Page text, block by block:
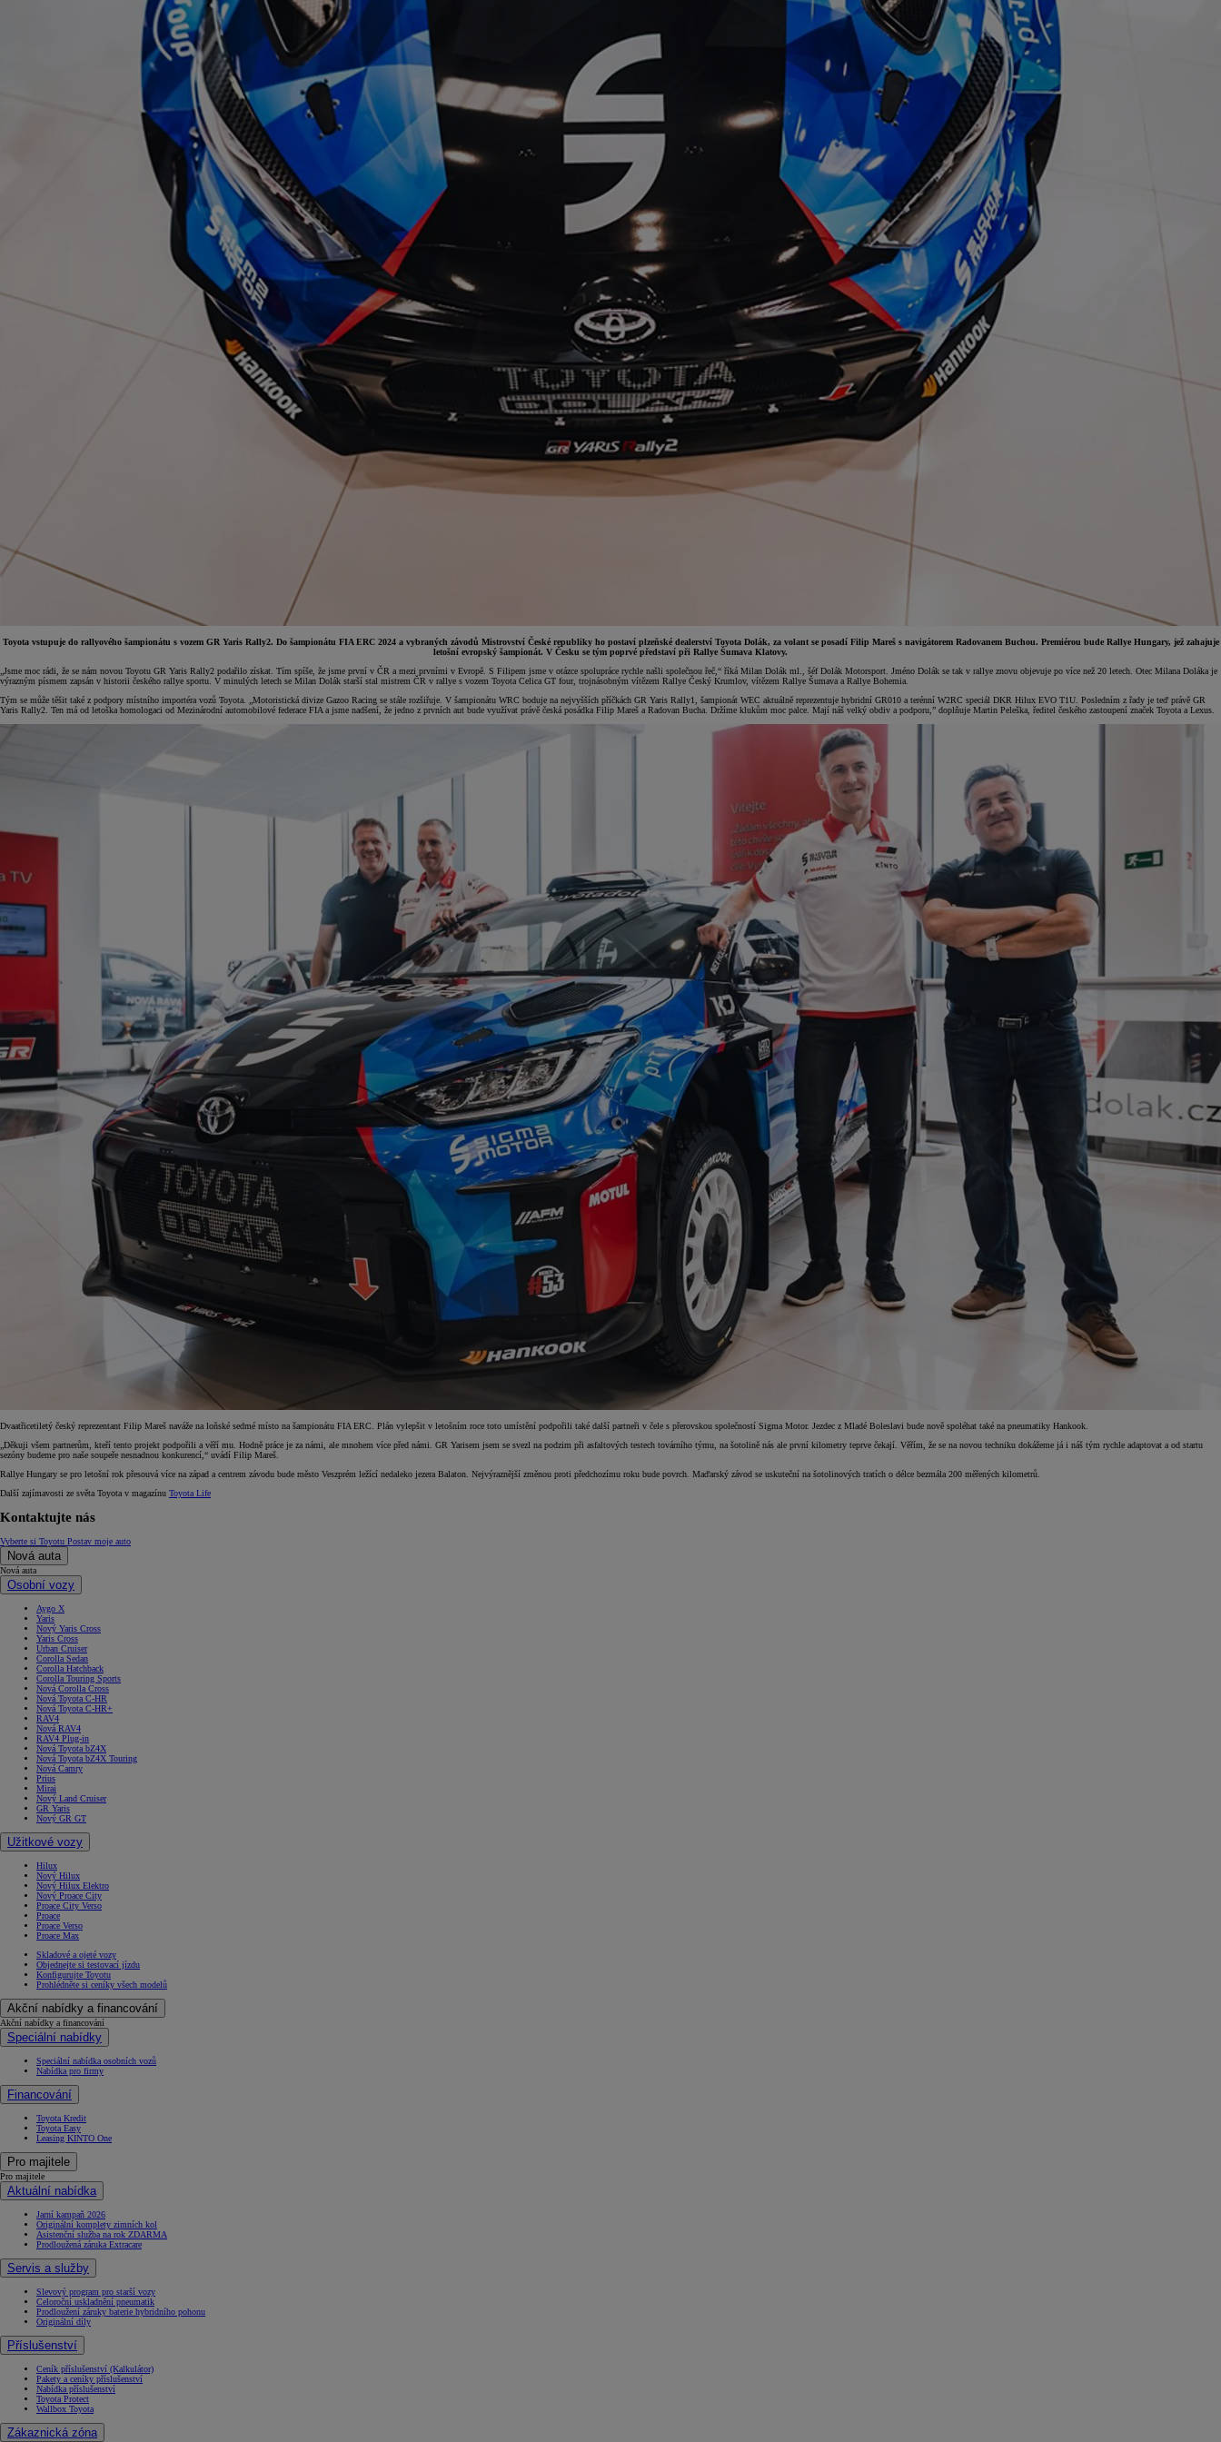
Od
vč. zvýhodnění20 000 Kč
Od549 000 Kč
vč. zvýhodnění75 000 Kč
Corolla Hatchback
HYBRID
Toyota vstupuje do rallyového šampionátu s vozem GR Yaris Rally2. Do šampionátu FIA ERC 2024 a vybraných závodů Mistrovství České republiky ho postaví plzeňské dealerství Toyota Dolák, za volant se posadí Filip Mareš s navigátorem Radovanem Buchou. Premiérou bude Rallye Hungary, jež zahajuje
letošní evropský šampionát. V Česku se tým poprvé představí při Rallye Šumava Klatovy.
„Jsme moc rádi, že se nám novou Toyotu GR Yaris Rally2 podařilo získat. Tím spíše, že jsme první v ČR a mezi prvními v Evropě. S Filipem jsme v otázce spolupráce rychle našli společnou řeč,“ říká Milan Dolák ml., šéf Dolák Motorsport. Jméno Dolák se tak v rallye znovu objevuje po více než 20 letech. Otec Milana Doláka je
výrazným písmem zapsán v historii českého rallye sportu. V minulých letech se Milan Dolák starší stal mistrem ČR v rallye s vozem Toyota Celica GT four, trojnásobným vítězem Rallye Český Krumlov, vítězem Rallye Šumava a Rallye Bohemia.
Tým se může těšit také z podpory místního importéra vozů Toyota. „Motoristická divize Gazoo Racing se stále rozšiřuje. V šampionátu WRC boduje na nejvyšších příčkách GR Yaris Rally1, šampionát WEC aktuálně reprezentuje hybridní GR010 a terénní W2RC speciál DKR Hilux EVO T1U. Posledním z řady je teď právě GR
Yaris Rally2. Ten má od letoška homologaci od Mezinárodní automobilové federace FIA a jsme nadšení, že jedno z prvních aut bude využívat právě česká posádka Filip Mareš a Radovan Bucha. Držíme klukům moc palce. Mají náš velký obdiv a podporu,” doplňuje Martin Peleška, ředitel českého zastoupení značek Toyota a Lexus.
Dvaatřicetiletý český reprezentant Filip Mareš naváže na loňské sedmé místo na šampionátu FIA ERC. Plán vylepšit v letošním roce toto umístění podpořili také další partneři v čele s přerovskou společností Sigma Motor. Jezdec z Mladé Boleslavi bude nově spoléhat také na pneumatiky Hankook.
„Děkuji všem partnerům, kteří tento projekt podpořili a věří mu. Hodně práce je za námi, ale mnohem více před námi. GR Yarisem jsem se svezl na podzim při asfaltových testech továrního týmu, na šotolině nás ale první kilometry teprve čekají. Věřím, že se na novou techniku dokážeme já i náš tým rychle adaptovat a od startu
sezóny budeme pro naše soupeře nesnadnou konkurencí,“ uvádí Filip Mareš.
Rallye Hungary se pro letošní rok přesouvá více na západ a centrem závodu bude město Veszprém ležící nedaleko jezera Balaton. Nejvýraznější změnou proti předchozímu roku bude povrch. Maďarský závod se uskuteční na šotolinových tratích o délce bezmála 200 měřených kilometrů.
Další zajímavosti ze světa Toyota v magazínu Toyota Life
Kontaktujte nás
Vyberte si Toyotu Postav moje auto
Nová auta
Nová auta
Osobní vozy
Aygo X
Yaris
Nový Yaris Cross
Yaris Cross
Urban Cruiser
Corolla Sedan
Corolla Hatchback
Corolla Touring Sports
Nová Corolla Cross
Nová Toyota C-HR
Nová Toyota C-HR+
RAV4
Nová RAV4
RAV4 Plug-in
Nová Toyota bZ4X
Nová Toyota bZ4X Touring
Nová Camry
Prius
Mirai
Nový Land Cruiser
GR Yaris
Nový GR GT
Užitkové vozy
Hilux
Nový Hilux
Nový Hilux Elektro
Nový Proace City
Proace City Verso
Proace
Proace Verso
Proace Max
Skladové a ojeté vozy
Objednejte si testovací jízdu
Konfigurujte Toyotu
Prohlédněte si ceníky všech modelů
Akční nabídky a financování
Akční nabídky a financování
Speciální nabídky
Speciální nabídka osobních vozů
Nabídka pro firmy
Financování
Toyota Kredit
Toyota Easy
Leasing KINTO One
Pro majitele
Pro majitele
Aktuální nabídka
Jarní kampaň 2026
Originální komplety zimních kol
Asistenční služba na rok ZDARMA
Prodloužená záruka Extracare
Servis a služby
Slevový program pro starší vozy
Celoroční uskladnění pneumatik
Prodloužení záruky baterie hybridního pohonu
Originální díly
Příslušenství
Ceník příslušenství (Kalkulátor)
Pakety a ceníky příslušenství
Nabídka příslušenství
Toyota Protect
Wallbox Toyota
Zákaznická zóna